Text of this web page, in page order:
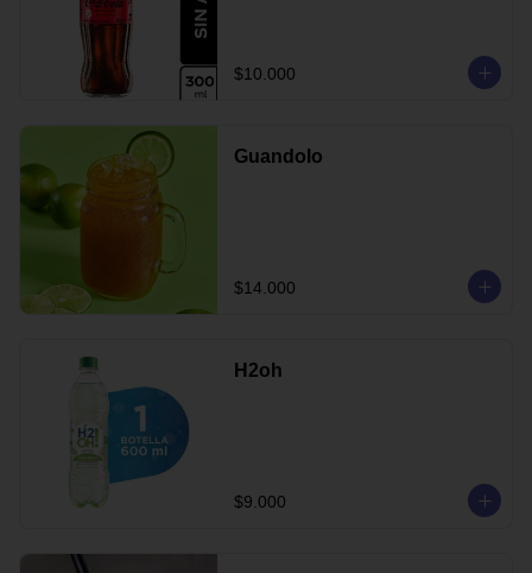
$10.000
Guandolo
$14.000
H2oh
$9.000